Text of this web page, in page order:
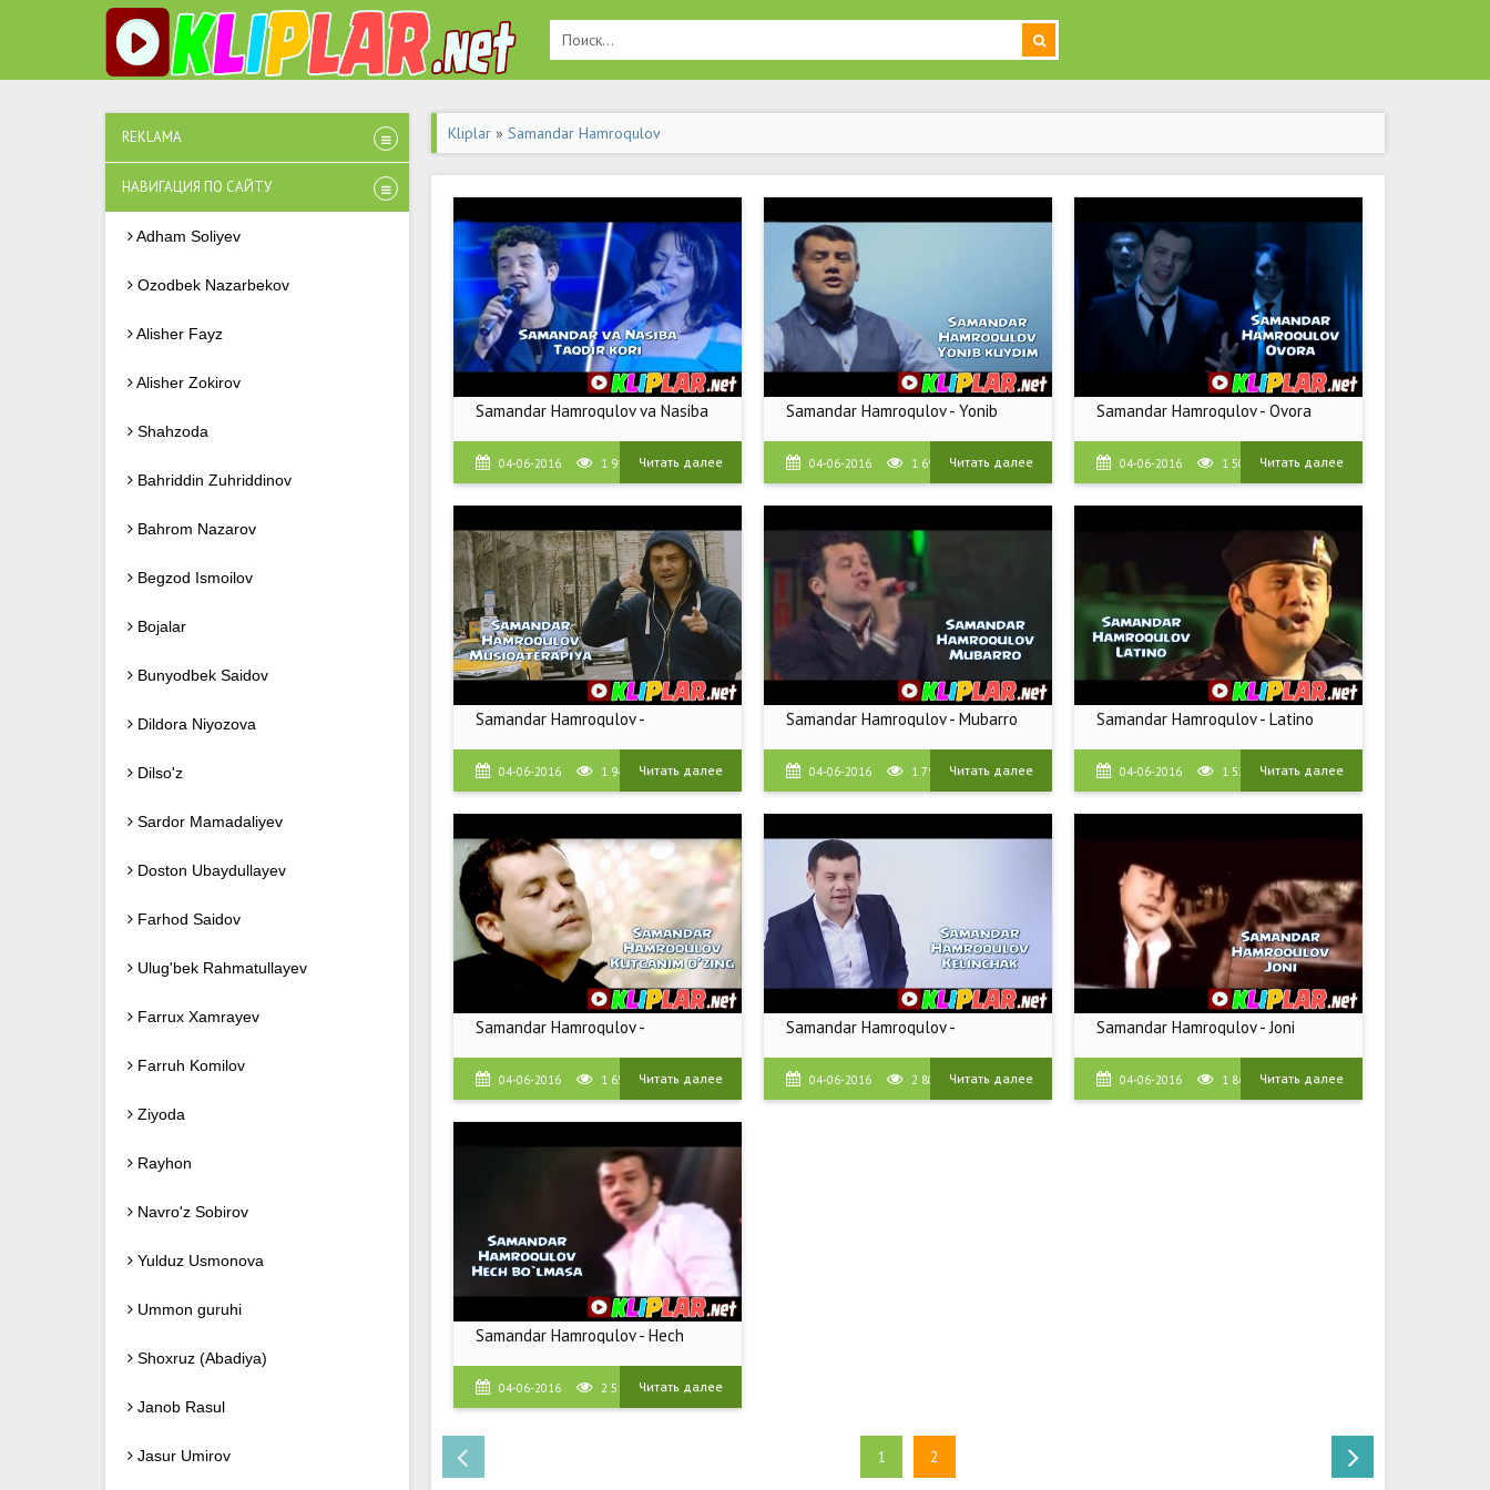
REKLAMA
НАВИГАЦИЯ ПО САЙТУ
Adham Soliyev
Ozodbek Nazarbekov
Alisher Fayz
Alisher Zokirov
Shahzoda
Bahriddin Zuhriddinov
Bahrom Nazarov
Begzod Ismoilov
Bojalar
Bunyodbek Saidov
Dildora Niyozova
Dilso'z
Sardor Mamadaliyev
Doston Ubaydullayev
Farhod Saidov
Ulug'bek Rahmatullayev
Farrux Xamrayev
Farruh Komilov
Ziyoda
Rayhon
Navro'z Sobirov
Yulduz Usmonova
Ummon guruhi
Shoxruz (Abadiya)
Janob Rasul
Jasur Umirov
Kliplar» Samandar Hamroqulov
Samandar Hamroqulov va Nasiba
04-06-2016 1 913 Читать далее
Samandar Hamroqulov - Yonib
04-06-2016 1 694 Читать далее
Samandar Hamroqulov - Ovora
04-06-2016 1 503 Читать далее
Samandar Hamroqulov -
04-06-2016 1 943 Читать далее
Samandar Hamroqulov - Mubarro
04-06-2016 1 798 Читать далее
Samandar Hamroqulov - Latino
04-06-2016 1 526 Читать далее
Samandar Hamroqulov -
04-06-2016 1 657 Читать далее
Samandar Hamroqulov -
04-06-2016 2 808 Читать далее
Samandar Hamroqulov - Joni
04-06-2016 1 864 Читать далее
Samandar Hamroqulov - Hech
04-06-2016 2 512 Читать далее
1 2